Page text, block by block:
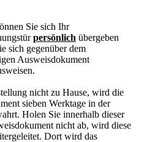
Sie sich Ihr
persönlich übergeben
sich gegenüber dem
Ausweisdokument
nicht zu Hause, wird die
sieben Werktage in der
Holen Sie innerhalb dieser
nicht ab, wird diese
Dort wird das